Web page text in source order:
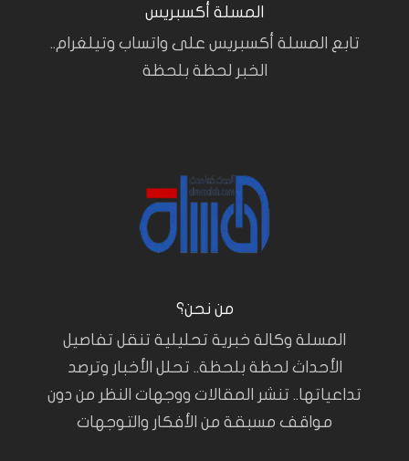
المسلة أكسبريس
تابع المسلة أكسبريس على واتساب وتيلغرام..
الخبر لحظة بلحظة
من نحن؟
المسلة وكالة خبرية تحليلية تنقل تفاصيل
الأحداث لحظة بلحظة.. تحلل الأخبار وترصد
تداعياتها.. تنشر المقالات ووجهات النظر من دون
مواقف مسبقة من الأفكار والتوجهات